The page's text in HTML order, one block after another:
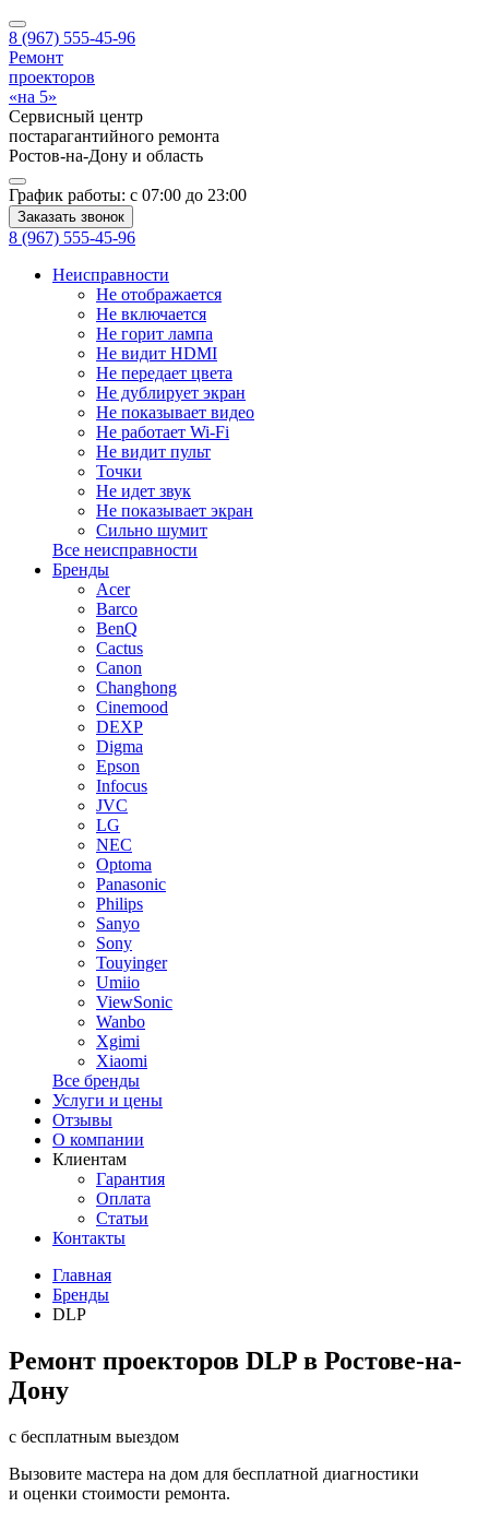
8 (967) 555-45-96
Ремонт
проекторов
«на 5»
Сервисный центр
постарагантийного ремонта
Ростов-на-Дону и область
График работы: с 07:00 до 23:00
Заказать звонок
8 (967) 555-45-96
Неисправности
Не отображается
Не включается
Не горит лампа
Не видит HDMI
Не передает цвета
Не дублирует экран
Не показывает видео
Не работает Wi-Fi
Не видит пульт
Точки
Не идет звук
Не показывает экран
Сильно шумит
Все неисправности
Бренды
Acer
Barco
BenQ
Cactus
Canon
Changhong
Cinemood
DEXP
Digma
Epson
Infocus
JVC
LG
NEC
Optoma
Panasonic
Philips
Sanyo
Sony
Touyinger
Umiio
ViewSonic
Wanbo
Xgimi
Xiaomi
Все бренды
Услуги и цены
Отзывы
О компании
Клиентам
Гарантия
Оплата
Статьи
Контакты
Главная
Бренды
DLP
Ремонт проекторов DLP в Ростове-на-
Дону
с бесплатным выездом
Вызовите мастера на дом для бесплатной диагностики
и оценки стоимости ремонта.